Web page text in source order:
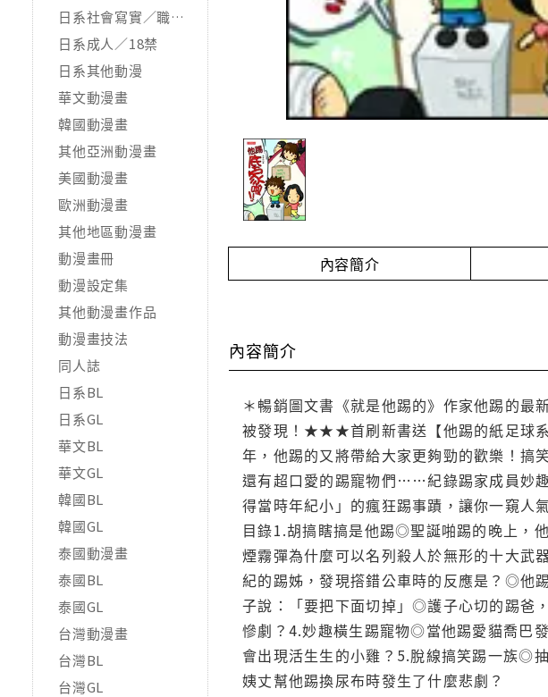
日系社會寫實／職場職人
日系成人／18禁
日系其他動漫
華文動漫畫
韓國動漫畫
其他亞洲動漫畫
美國動漫畫
歐洲動漫畫
其他地區動漫畫
動漫畫冊
動漫設定集
其他動漫畫作品
動漫畫技法
同人誌
日系BL
日系GL
華文BL
華文GL
韓國BL
韓國GL
泰國動漫畫
泰國BL
泰國GL
台灣動漫畫
台灣BL
台灣GL
內容簡介
內容簡介
＊暢銷圖文書《就是他踢的》作家他踢的最
被發現！★★★首刷新書送【他踢的紙足球
年，他踢的又將帶給大家更夠勁的歡樂！搞
還有超口愛的踢寵物們……紀錄踢家成員妙
得當時年紀小」的瘋狂踢事蹟，讓你一窺人
目錄1.胡搞瞎搞是他踢◎聖誕啪踢的晚上，
煙霧彈為什麼可以名列殺人於無形的十大
紀的踢姊，發現撘錯公車時的反應是？◎他
子說：「要把下面切掉」◎護子心切的踢爸
慘劇？4.妙趣橫生踢寵物◎當他踢愛貓喬巴
會出現活生生的小雞？5.脫線搞笑踢一族◎
姨丈幫他踢換尿布時發生了什麼悲劇？